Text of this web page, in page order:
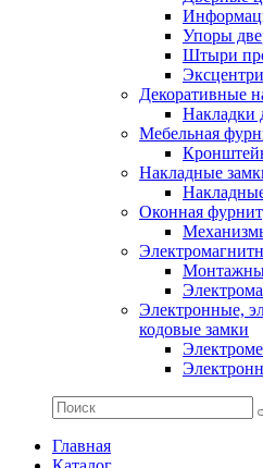
Упоры
Штыри
Декоративные
Накладки
Мебельная
Накладные
Оконная
Электронные,
кодовые замки
Главная